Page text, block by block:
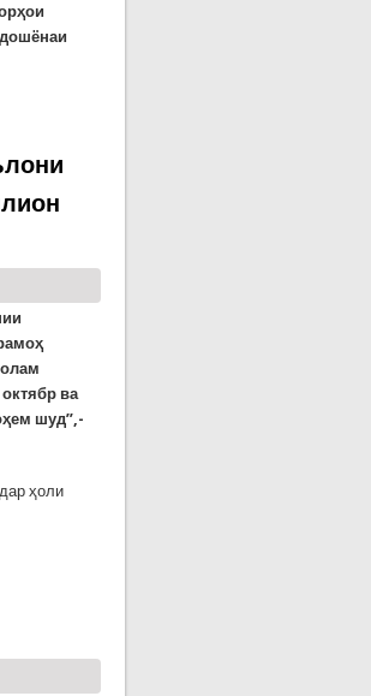
ва
шуд”,-
ҳоли
шадид дар Исроил. Сирояти беш аз 29